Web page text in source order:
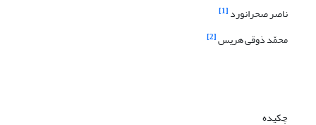
ناصر صحرانورد [1]
محمّد ذوقی هریس[2]
چکیده